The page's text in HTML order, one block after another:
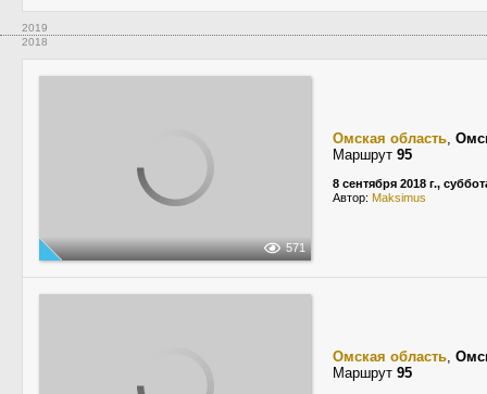
2019
2018
571
Омская область,
Маршрут 95
8 сентября 2018 г.,
Автор: Maksimus
Омская область,
Маршрут 95